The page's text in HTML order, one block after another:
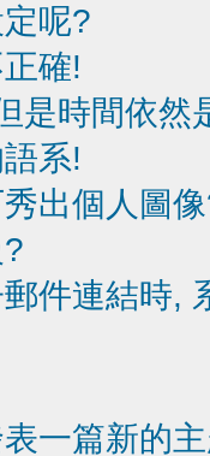
呢?
確!
是時間依然
系!
出個人圖
件連結時,
一篇新的